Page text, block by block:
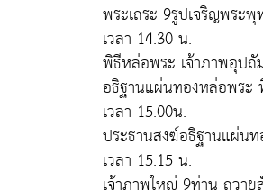
พระเถระ 9รูปเจริญพระ
เวลา 14.30 น.
พิธีหล่อพระ เจ้าภาพอุป
อธิฐานแผ่นทองหล่อพระ
เวลา 15.00น.
ประธานสงฆ์อธิฐานแผ่น
เวลา 15.15 น.